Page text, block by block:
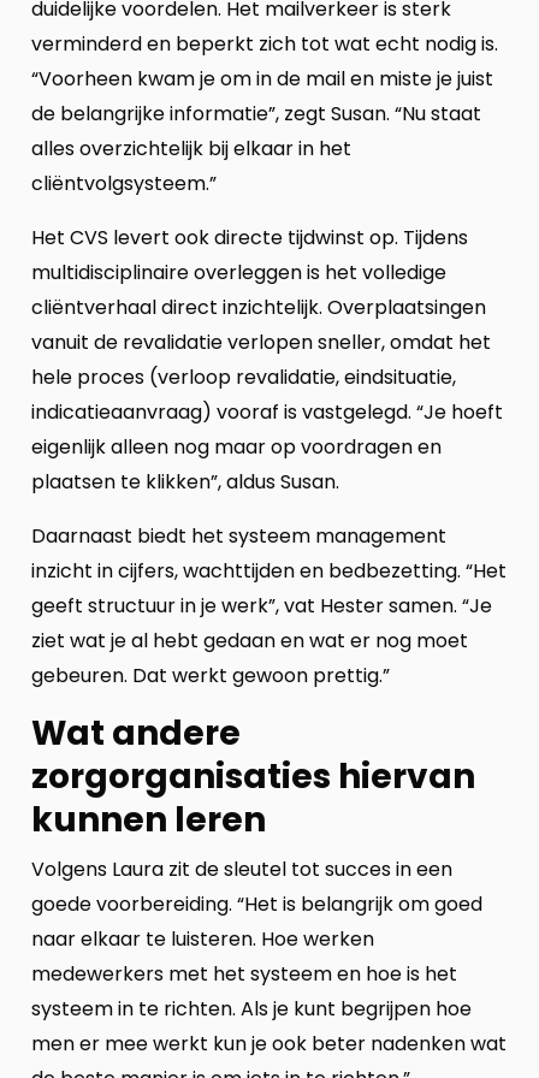
duidelijke voordelen. Het mailverkeer is sterk
verminderd en beperkt zich tot wat echt nodig is.
“Voorheen kwam je om in de mail en miste je juist
de belangrijke informatie”, zegt Susan. “Nu staat
alles overzichtelijk bij elkaar in het
cliëntvolgsysteem.”
Het CVS levert ook directe tijdwinst op. Tijdens
multidisciplinaire overleggen is het volledige
cliëntverhaal direct inzichtelijk. Overplaatsingen
vanuit de revalidatie verlopen sneller, omdat het
hele proces (verloop revalidatie, eindsituatie,
indicatieaanvraag) vooraf is vastgelegd. “Je hoeft
eigenlijk alleen nog maar op voordragen en
plaatsen te klikken”, aldus Susan.
Daarnaast biedt het systeem management
inzicht in cijfers, wachttijden en bedbezetting. “Het
geeft structuur in je werk”, vat Hester samen. “Je
ziet wat je al hebt gedaan en wat er nog moet
gebeuren. Dat werkt gewoon prettig.”
Wat andere
zorgorganisaties hiervan
kunnen leren
Volgens Laura zit de sleutel tot succes in een
goede voorbereiding. “Het is belangrijk om goed
naar elkaar te luisteren. Hoe werken
medewerkers met het systeem en hoe is het
systeem in te richten. Als je kunt begrijpen hoe
men er mee werkt kun je ook beter nadenken wat